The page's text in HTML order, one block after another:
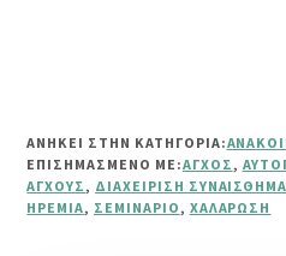
ΑΝΗΚΕΙ ΣΤΗΝ ΚΑΤΗΓΟΡΙΑ:
ΕΠΙΣΗΜΑΣΜΈΝΟ ΜΕ:ΆΓΧΟΣ,
ΆΓΧΟΥΣ, ΔΙΑΧΕΊΡΙΣΗ
ΗΡΕΜΊΑ, ΣΕΜΙΝΆΡΙΟ, ΧΑΛΆΡΩΣΗ